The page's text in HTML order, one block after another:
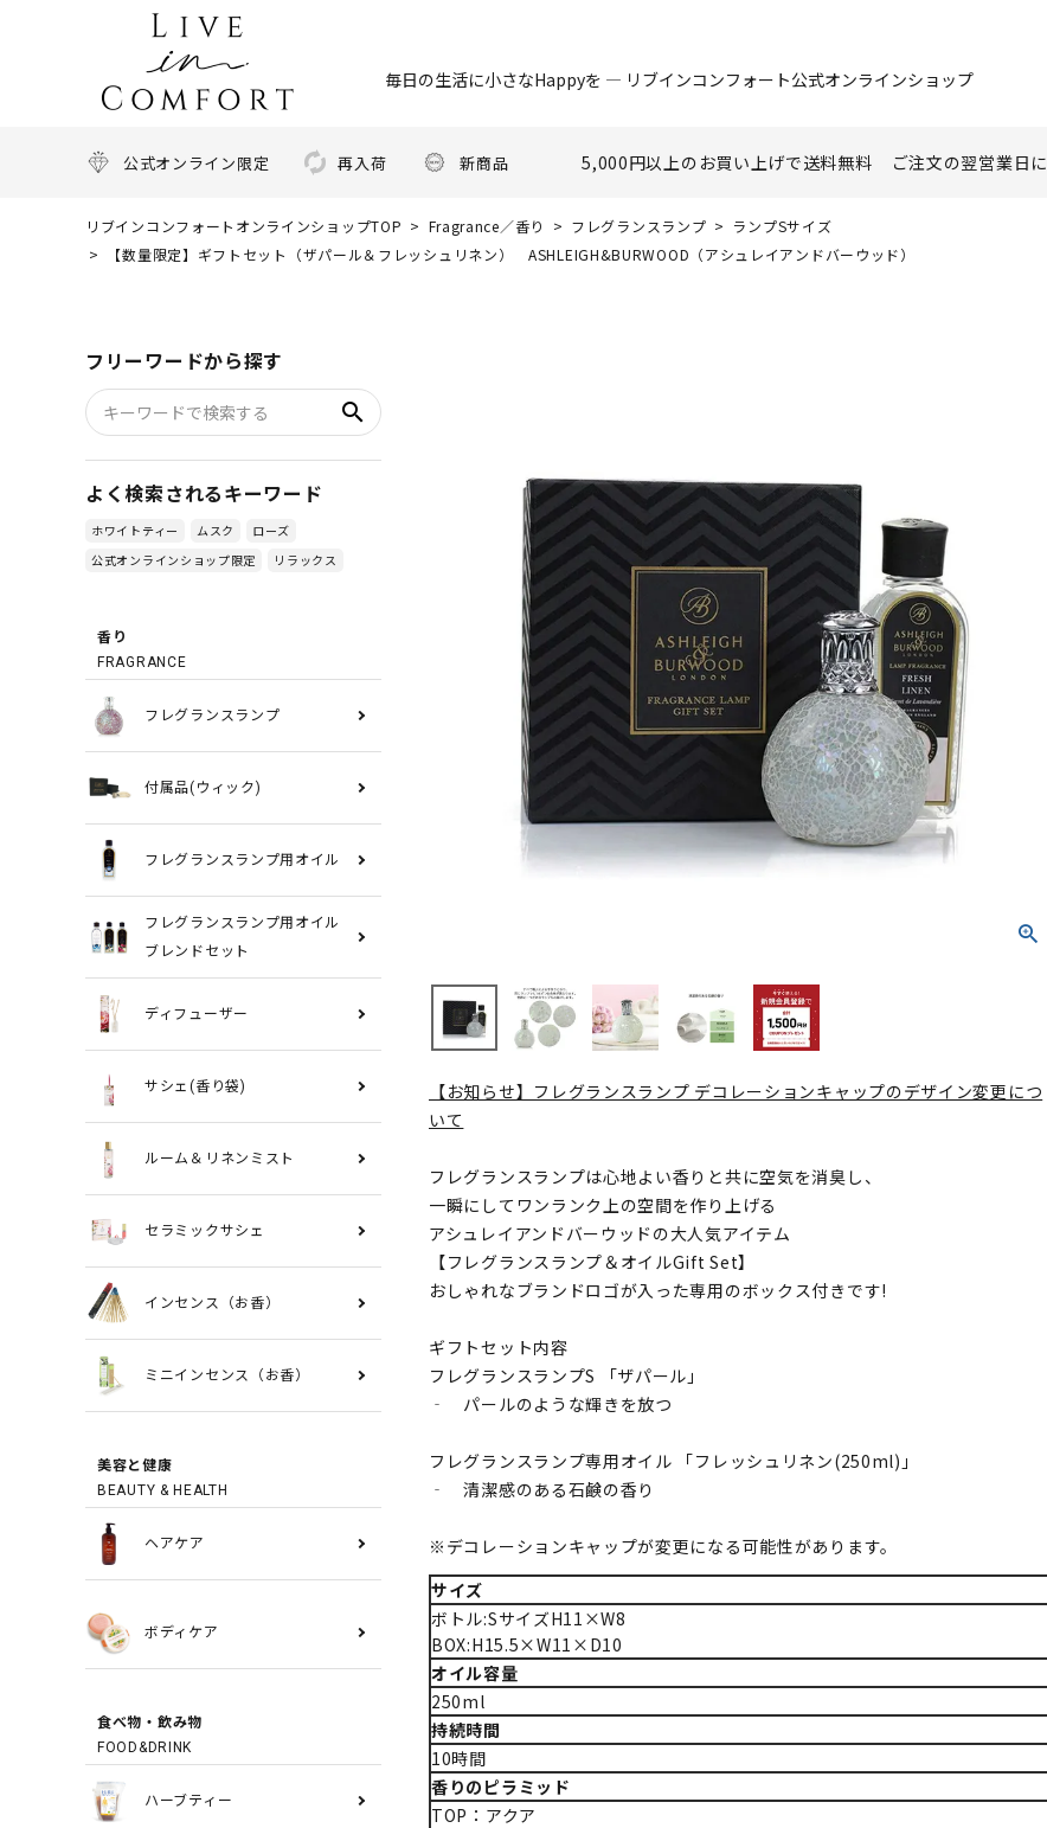
毎日の生活に小さなHappyを ― リブインコンフォート公式オンラインショップ
公式オンライン限定 再入荷 新商品 5,000円以上のお買い上げで送料無料 ご注文の翌営業日に
リブインコンフォートオンラインショップTOP Fragrance／香り フレグランスランプ
ランプSサイズ
【数量限定】ギフトセット（ザパール＆フレッシュリネン） ASHLEIGH&BURWOOD（アシュレイアンドバーウッド）
フリーワードから探す
search
よく検索されるキーワード
ホワイトティー ムスク
ローズ
公式オンラインショップ限定
リラックス
香り
FRAGRANCE
フレグランスランプ
付属品(ウィック)
フレグランスランプ用オイル
フレグランスランプ用オイル
ブレンドセット
ディフューザー
サシェ(香り袋)
ルーム＆リネンミスト
セラミックサシェ
インセンス（お香）
ミニインセンス（お香）
美容と健康
BEAUTY & HEALTH
ヘアケア
ボディケア
食べ物・飲み物
FOOD&DRINK
ハーブティー
【お知らせ】フレグランスランプ デコレーションキャップのデザイン変更につ
いて
フレグランスランプは心地よい香りと共に空気を消臭し、
一瞬にしてワンランク上の空間を作り上げる
アシュレイアンドバーウッドの大人気アイテム
【フレグランスランプ＆オイルGift Set】
おしゃれなブランドロゴが入った専用のボックス付きです!
ギフトセット内容
フレグランスランプS 「ザパール」
‐ パールのような輝きを放つ
フレグランスランプ専用オイル 「フレッシュリネン(250ml)」
‐ 清潔感のある石鹸の香り
※デコレーションキャップが変更になる可能性があります。
サイズ
ボトル:SサイズH11×W8
BOX:H15.5×W11×D10
オイル容量
250ml
持続時間
10時間
香りのピラミッド
TOP：アクア